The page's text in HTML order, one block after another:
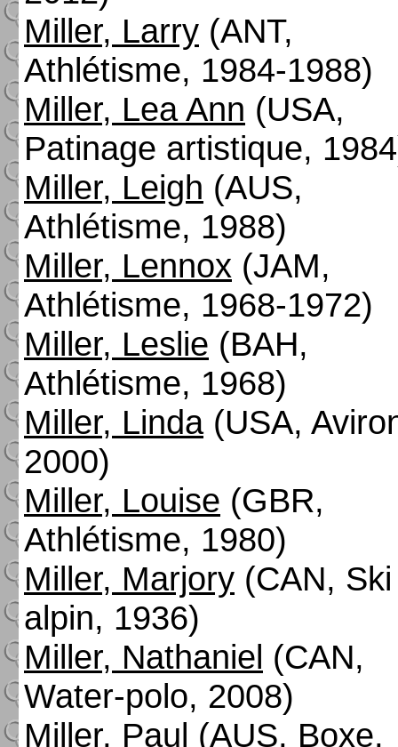
Miller, Larry (ANT,
Athlétisme, 1984-1988)
Miller, Lea Ann (USA,
Patinage artistique,
Miller, Leigh (AUS,
Athlétisme, 1988)
Miller, Lennox (JAM,
Athlétisme, 1968-1972)
Miller, Leslie (BAH,
Athlétisme, 1968)
Miller, Linda(USA,
2000)
Miller, Louise (GBR,
Athlétisme, 1980)
Miller, Marjory (CAN, Ski
alpin, 1936)
Miller, Nathaniel (CAN,
Water-polo, 2008)
Miller, Paul (AUS, Boxe,